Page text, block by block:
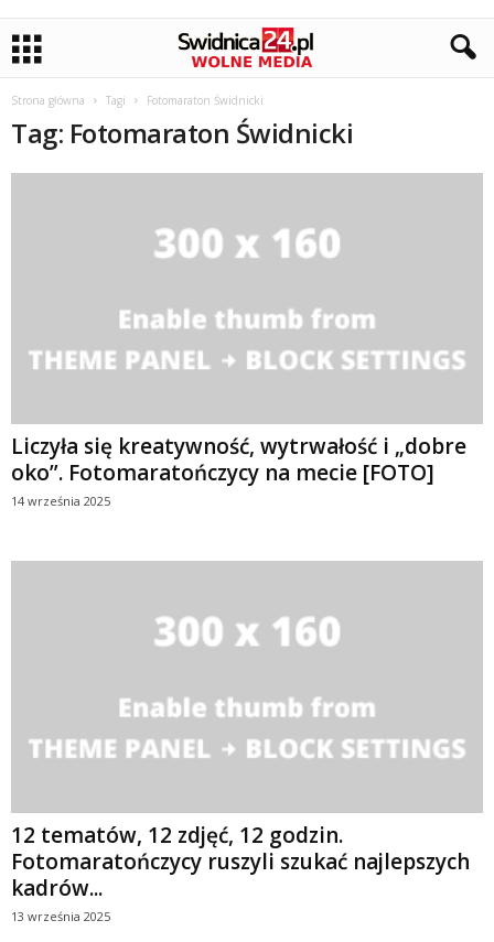
Strona główna Tagi Fotomaraton Świdnicki
Tag: Fotomaraton Świdnicki
Liczyła się kreatywność, wytrwałość i „dobre
oko”. Fotomaratończycy na mecie [FOTO]
14 września 2025
12 tematów, 12 zdjęć, 12 godzin.
Fotomaratończycy ruszyli szukać najlepszych
kadrów...
13 września 2025